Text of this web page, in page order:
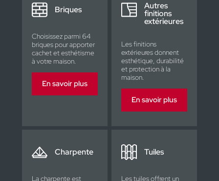
Briques
Choisissez parmi 64
briques pour apporter
cachet et esthétisme
à votre maison.
En savoir plus
Autres
finitions
extérieures
Les finitions
extérieures donnent
esthétique, durabilité
et protection à la
maison.
En savoir plus
Charpente
La charpente est
Tuiles
Les tuiles offrent un